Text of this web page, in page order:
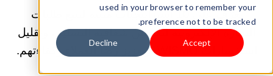
used in your browser to remember your
preference not to be tracked.
Accept
Decline
تعرّف على 10 استراتيجيات مثبتة لتتبع طلبات
التجارة الإلكترونية لتحسين شفافية التسليم، وتقليل
استفسارات WISMO، وتعزيز رضا العملاء وكفاءتهم.